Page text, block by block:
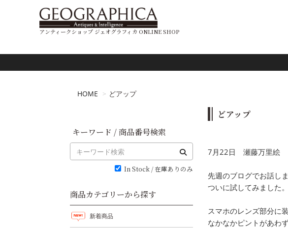
アンティークショップ ジェオグラフィカ ONLINE SHOP
HOME どアップ
どアップ
7月22日 瀬藤万里絵
先週のブログでお話し
ついに試してみました。
スマホのレンズ部分に
なかなかピントがあわ
キーワード / 商品番号検索
In Stock / 在庫ありのみ
商品カテゴリーから探す
新着商品